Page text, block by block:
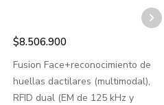
$8.506.900
Fusion Face+reconocimiento de
huellas dactilares (multimodal),
RFID dual (EM de 125 kHz y